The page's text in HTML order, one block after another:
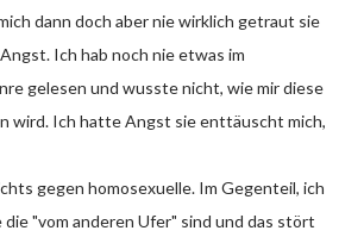
dann doch aber nie wirklich getraut sie
Ich hab noch nie etwas im
gelesen und wusste nicht, wie mir diese
wird. Ich hatte Angst sie enttäuscht mich,
gegen homosexuelle. Im Gegenteil, ich
"vom anderen Ufer" sind und das stört